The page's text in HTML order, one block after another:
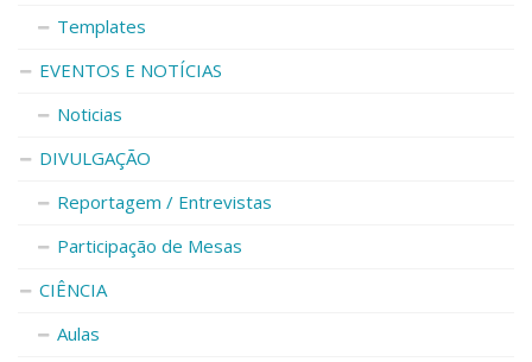
Templates
EVENTOS E NOTÍCIAS
Noticias
DIVULGAÇÃO
Reportagem / Entrevistas
Participação de Mesas
CIÊNCIA
Aulas